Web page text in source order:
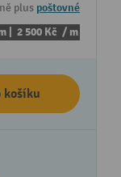
plus poštovné
| 2 500 Kč / m
košíku